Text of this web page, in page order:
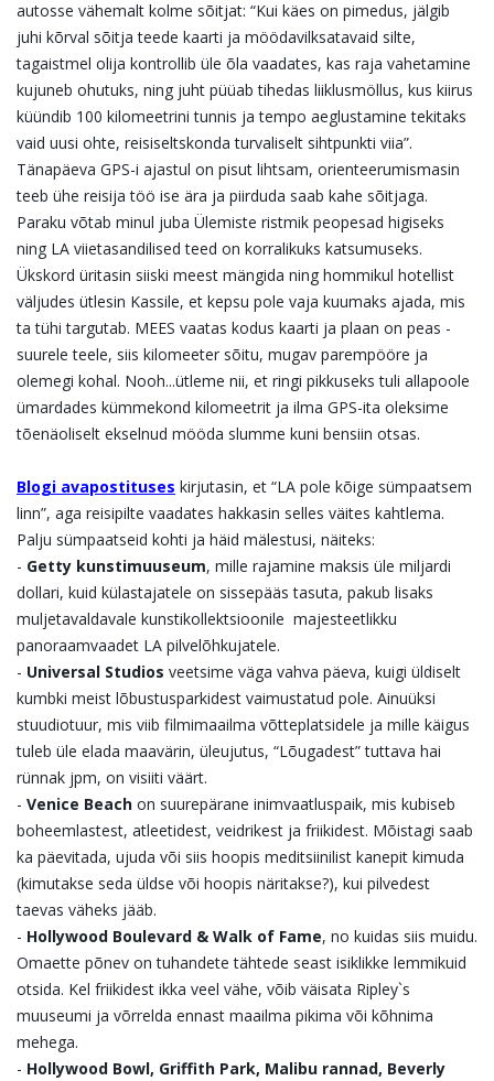
autosse vähemalt kolme sõitjat: “Kui käes on pimedus, jälgib
juhi kõrval sõitja teede kaarti ja möödavilksatavaid silte,
tagaistmel olija kontrollib üle õla vaadates, kas raja vahetamine
kujuneb ohutuks, ning juht püüab tihedas liiklusmöllus, kus kiirus
küündib 100 kilomeetrini tunnis ja tempo aeglustamine tekitaks
vaid uusi ohte, reisiseltskonda turvaliselt sihtpunkti viia”.
Tänapäeva GPS-i ajastul on pisut lihtsam, orienteerumismasin
teeb ühe reisija töö ise ära ja piirduda saab kahe sõitjaga.
Paraku võtab minul juba Ülemiste ristmik peopesad higiseks
ning LA viietasandilised teed on korralikuks katsumuseks.
Ükskord üritasin siiski meest mängida ning hommikul hotellist
väljudes ütlesin Kassile, et kepsu pole vaja kuumaks ajada, mis
ta tühi targutab. MEES vaatas kodus kaarti ja plaan on peas -
suurele teele, siis kilomeeter sõitu, mugav parempööre ja
olemegi kohal. Nooh...ütleme nii, et ringi pikkuseks tuli allapoole
ümardades kümmekond kilomeetrit ja ilma GPS-ita oleksime
tõenäoliselt ekselnud mööda slumme kuni bensiin otsas.
Blogi avapostituses kirjutasin, et “LA pole kõige sümpaatsem
linn”, aga reisipilte vaadates hakkasin selles väites kahtlema.
Palju sümpaatseid kohti ja häid mälestusi, näiteks:
- Getty kunstimuuseum, mille rajamine maksis üle miljardi
dollari, kuid külastajatele on sissepääs tasuta, pakub lisaks
muljetavaldavale kunstikollektsioonile majesteetlikku
panoraamvaadet LA pilvelõhkujatele.
- Universal Studios veetsime väga vahva päeva, kuigi üldiselt
kumbki meist lõbustusparkidest vaimustatud pole. Ainuüksi
stuudiotuur, mis viib filmimaailma võtteplatsidele ja mille käigus
tuleb üle elada maavärin, üleujutus, “Lõugadest” tuttava hai
rünnak jpm, on visiiti väärt.
- Venice Beach on suurepärane inimvaatluspaik, mis kubiseb
boheemlastest, atleetidest, veidrikest ja friikidest. Mõistagi saab
ka päevitada, ujuda või siis hoopis meditsiinilist kanepit kimuda
(kimutakse seda üldse või hoopis näritakse?), kui pilvedest
taevas väheks jääb.
- Hollywood Boulevard & Walk of Fame, no kuidas siis muidu.
Omaette põnev on tuhandete tähtede seast isiklikke lemmikuid
otsida. Kel friikidest ikka veel vähe, võib väisata Ripley`s
muuseumi ja võrrelda ennast maailma pikima või kõhnima
mehega.
- Hollywood Bowl, Griffith Park, Malibu rannad, Beverly